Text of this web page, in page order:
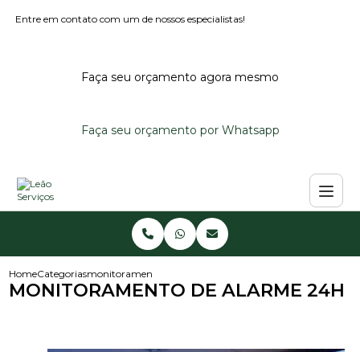
Entre em contato com um de nossos especialistas!
Faça seu orçamento agora mesmo
Faça seu orçamento por Whatsapp
HomeCategoriasmonitoramento de alarme 24h
MONITORAMENTO DE ALARME 24H